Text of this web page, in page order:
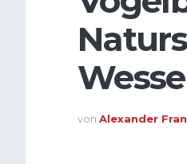
von Alexander